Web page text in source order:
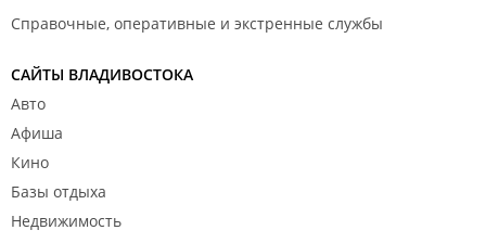
Справочные, оперативные и экстренные службы
САЙТЫ ВЛАДИВОСТОКА
Авто
Афиша
Кино
Базы отдыха
Недвижимость